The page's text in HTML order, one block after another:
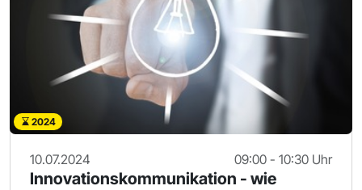
2024
10.07.2024 09:00 - 10:30 Uhr
Innovationskommunikation - wie